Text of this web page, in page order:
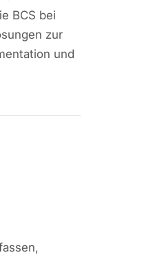
BCS bei
zur
und